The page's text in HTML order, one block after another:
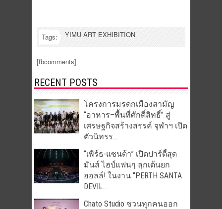
Tags: YIMU ART EXHIBITION
[fbcomments]
RECENT POSTS
โครงการมรดกเมืองสามัญ
“อาหาร–พื้นที่ศักดิ์สิทธิ์” สู่
เศรษฐกิจสร้างสรรค์ จุฬาฯ เปิด
ตัวนิทรร...
“เพิร์ธ-แซนต้า” เปิดปาร์ตี้สุด
มันส์ ไฮป์แฟนๆ ลุกเต้นยก
ฮอลล์! ในงาน “PERTH SANTA
DEVIL̵...
Chato Studio ชวนทุกคนออก